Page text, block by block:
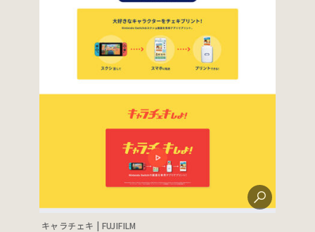
キャラチェキ | FUJIFILM